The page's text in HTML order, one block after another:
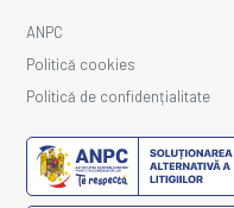
ANPC
Politică cookies
Politică de confidențialitate